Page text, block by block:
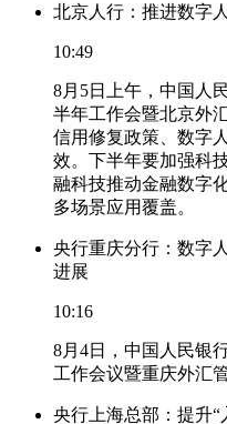
北京人行：推进数字
10:49
8月5日上午，中国人
半年工作会暨北京外
信用修复政策、数字
效。下半年要加强科
融科技推动金融数字
多场景应用覆盖。
央行重庆分行：数字
进展
10:16
8月4日，中国人民银
工作会议暨重庆外汇
央行上海总部：提升“